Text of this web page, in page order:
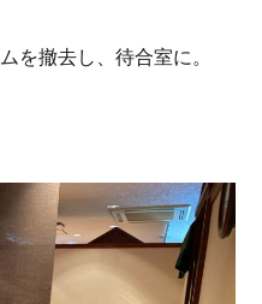
を撤去し、待合室に。